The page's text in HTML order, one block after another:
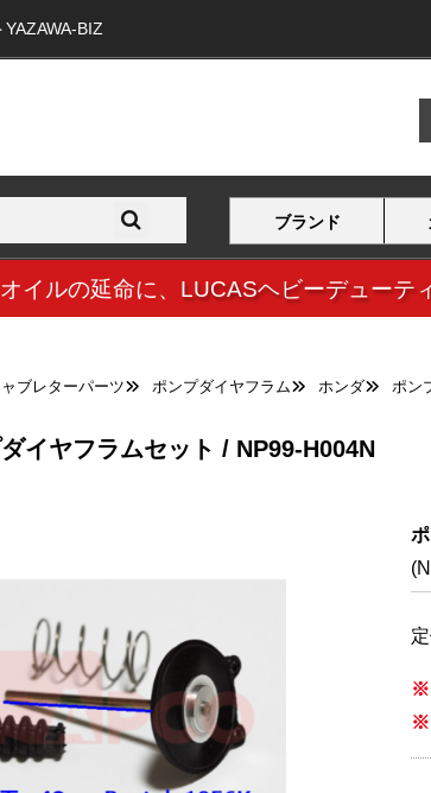
BIZ
ブランド
イルの延命に、 LUCASヘビーデューテ
ブレターパーツ ポンプダイヤフラム ホンダ ポン
イヤフラムセット / NP99-H004N
※
※